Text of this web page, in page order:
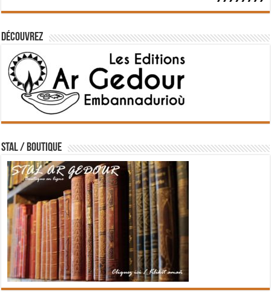
Découvrez
STAL / BOUTIQUE